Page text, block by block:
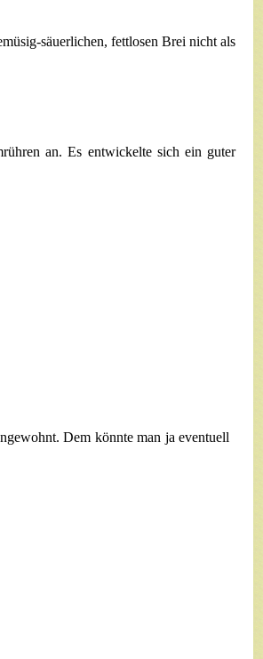
säuerlichen, fettlosen Brei nicht als
an. Es entwickelte sich ein guter
Dem könnte man ja eventuell